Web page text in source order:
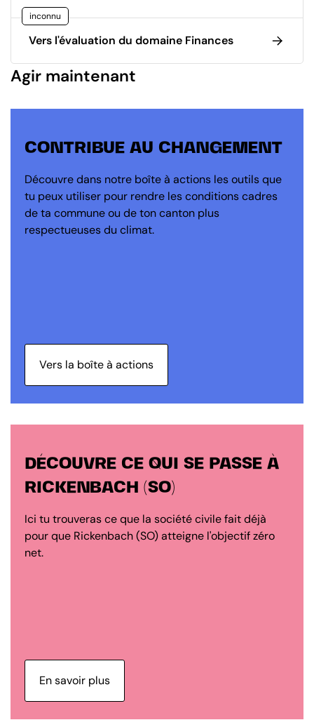
inconnu
Vers l'évaluation du domaine Finances
Agir maintenant
CONTRIBUE AU CHANGEMENT
Découvre dans notre boîte à actions les outils que
tu peux utiliser pour rendre les conditions cadres
de ta commune ou de ton canton plus
respectueuses du climat.
Vers la boîte à actions
DÉCOUVRE CE QUI SE PASSE À
RICKENBACH (SO)
Ici tu trouveras ce que la société civile fait déjà
pour que Rickenbach (SO) atteigne l'objectif zéro
net.
En savoir plus